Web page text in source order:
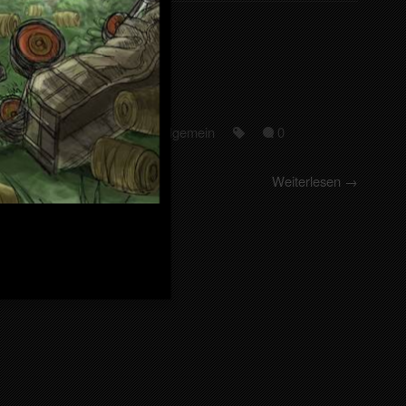
Vikings
26. Februar 2026 Allgemein 0
Weiterlesen →